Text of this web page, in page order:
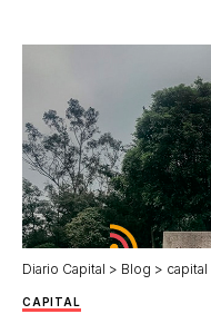
Diario Capital > Blog > capital
CAPITAL